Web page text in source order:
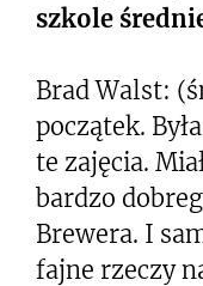
szkole
Brad Walst:
początek.
te zajęcia.
bardzo
Brewera. I
fajne rzeczy